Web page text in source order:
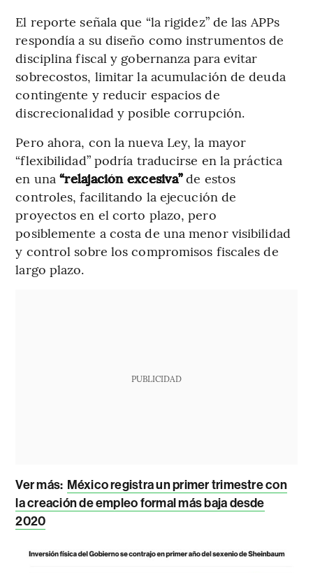
El reporte señala que “la rigidez” de las APPs
respondía a su diseño como instrumentos de
disciplina fiscal y gobernanza para evitar
sobrecostos, limitar la acumulación de deuda
contingente y reducir espacios de
discrecionalidad y posible corrupción.
Pero ahora, con la nueva Ley, la mayor
“flexibilidad” podría traducirse en la práctica
en una“relajación excesiva”de estos
controles, facilitando la ejecución de
proyectos en el corto plazo, pero
posiblemente a costa de una menor visibilidad
y control sobre los compromisos fiscales de
largo plazo.
PUBLICIDAD
Ver más: México registra un primer trimestre con
la creación de empleo formal más baja desde
2020